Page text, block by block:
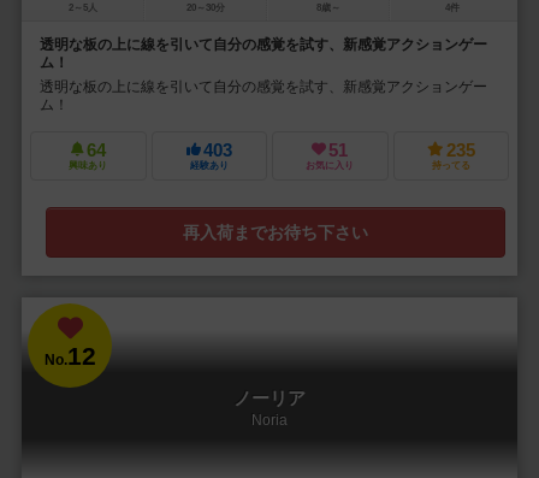
2～5人 20～30分 8歳～ 4件
透明な板の上に線を引いて自分の感覚を試す、新感覚アクションゲー
ム！
透明な板の上に線を引いて自分の感覚を試す、新感覚アクションゲー
ム！
64
興味あり
403
経験あり
51
お気に入り
235
持ってる
再入荷までお待ち下さい
No.12
ノーリア
Noria